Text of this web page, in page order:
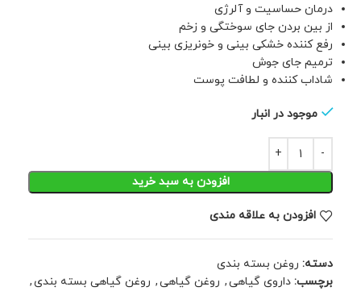
درمان حساسیت و آلرژی
از بین بردن جای سوختگی و زخم
رفع کننده خشکی بینی و خونریزی بینی
ترمیم جای جوش
شاداب کننده و لطافت پوست
موجود در انبار
افزودن به سبد خرید
افزودن به علاقه مندی
دسته: روغن بسته بندی
برچسب: داروی گیاهی, روغن گیاهی, روغن گیاهی بسته بندی,